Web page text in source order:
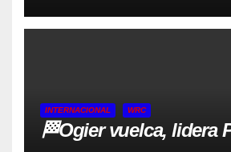
INTERNACIONAL WRC
🏁Ogier vuelca, lidera